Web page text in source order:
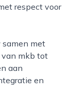
respect voor
van mkb tot
aan
en